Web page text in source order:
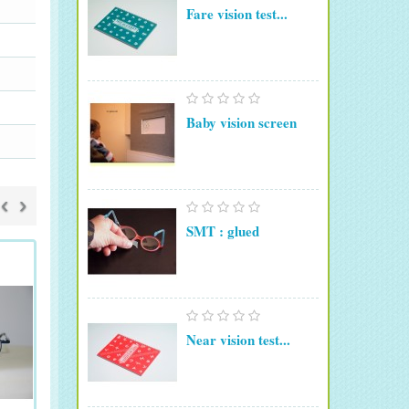
‹ ›
Fare vision test...
Baby vision screen
SMT : glued
Near vision test...